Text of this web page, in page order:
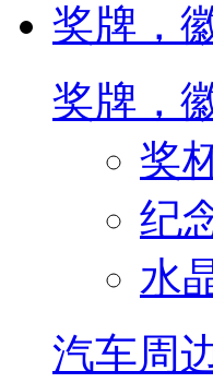
奖牌，
奖牌，
奖
纪
水
汽车周